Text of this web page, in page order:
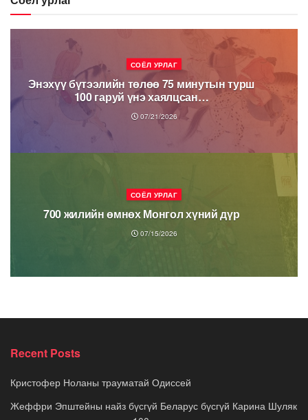
СОЁЛ УРЛАГ
Энэхүү бүтээлийн төлөө 75 минутын турш
100 гаруй үнэ хаялцсан…
07/21/2026
СОЁЛ УРЛАГ
700 жилийн өмнөх Монгол хүний дүр
07/15/2026
Recent Posts
Кристофер Ноланы трауматай Одиссей
Жеффри Эпштейны найз бүсгүй Беларус бүсгүй Карина Шуляк